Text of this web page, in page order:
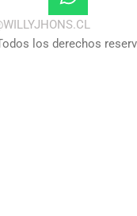
los derechos